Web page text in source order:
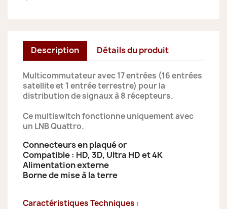
Description Détails du produit
Multicommutateur avec 17 entrées (16 entrées
satellite et 1 entrée terrestre) pour la
distribution de signaux à 8 récepteurs.
Ce multiswitch fonctionne uniquement avec
un LNB Quattro.
Connecteurs en plaqué or
Compatible : HD, 3D, Ultra HD et 4K
Alimentation externe
Borne de mise à la terre
Caractéristiques Techniques :